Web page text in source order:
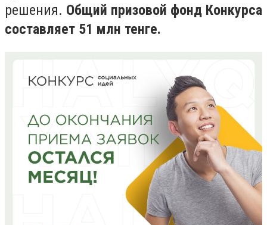
решения. Общий призовой фонд Конкурса
составляет 51 млн тенге.